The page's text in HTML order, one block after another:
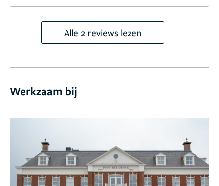
Alle 2 reviews lezen
Werkzaam bij